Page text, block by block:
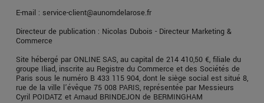
E-mail : service-client@aunomdelarose.fr
Directeur de publication : Nicolas Dubois - Directeur Marketing &
Commerce
Site hébergé par ONLINE SAS, au capital de 214 410,50 €, filiale du
groupe Iliad, inscrite au Registre du Commerce et des Sociétés de
Paris sous le numéro B 433 115 904, dont le siège social est situé 8,
rue de la ville l’évêque 75 008 PARIS, représentée par Messieurs
Cyril POIDATZ et Arnaud BRINDEJON de BERMINGHAM